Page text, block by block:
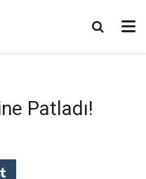
Patladı!